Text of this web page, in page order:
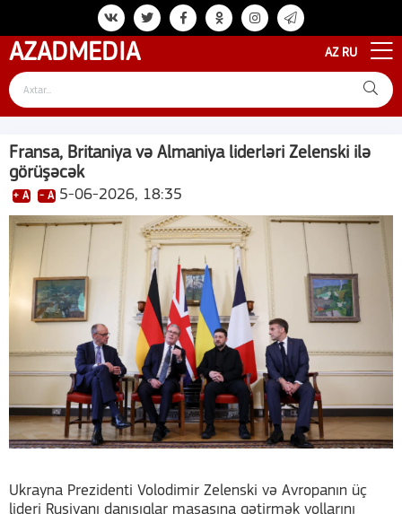
AZADMEDIA AZ RU
Fransa, Britaniya və Almaniya liderləri Zelenski ilə
görüşəcək
+ A - A 5-06-2026, 18:35
Ukrayna Prezidenti Volodimir Zelenski və Avropanın üç
lideri Rusiyanı danışıqlar masasına gətirmək yollarını